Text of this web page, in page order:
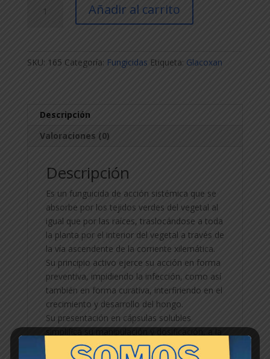
Añadir al carrito
SKU: 165 Categoría: Fungicidas Etiqueta: Glacoxan
Descripción
Valoraciones (0)
Descripción
Es un funguicida de acción sistémica que se
absorbe por los tejidos verdes del vegetal al
igual que por las raíces, traslocándose a toda
la planta por el interior del vegetal a través de
la vía ascendente de la corriente xilemática.
Su principio activo ejerce su acción en forma
preventiva, impidiendo la infección, como así
también en forma curativa, interfiriendo en el
crecimiento y desarrollo del hongo.
Su presentación en cápsulas solubles
vez que permite una liberación gradual de su